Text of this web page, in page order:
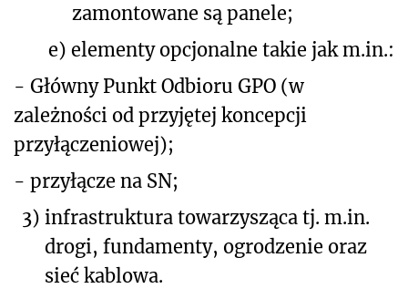
zamontowane są panele;
e) elementy opcjonalne takie jak m.in.:
- Główny Punkt Odbioru GPO (w
zależności od przyjętej koncepcji
przyłączeniowej);
- przyłącze na SN;
3) infrastruktura towarzysząca tj. m.in.
drogi, fundamenty, ogrodzenie oraz
sieć kablowa.